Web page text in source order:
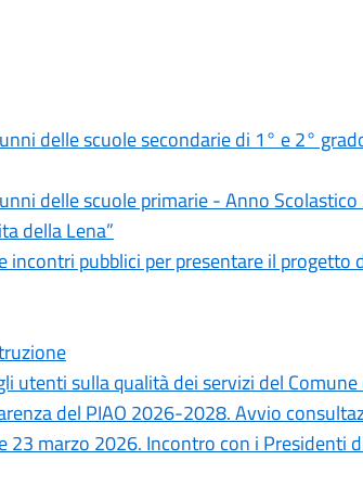
delle scuole secondarie di 1° e 2°
delle scuole primarie - Anno
della Lena”
incontri pubblici per presentare il progetto
utenti sulla qualità dei servizi del
del PIAO 2026-2028. Avvio
23 marzo 2026. Incontro con i Presidenti